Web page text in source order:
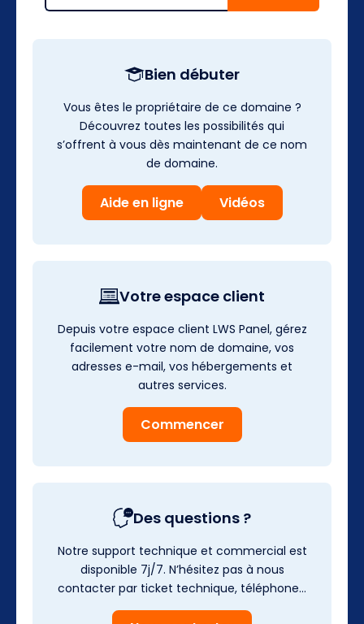
Bien débuter
Vous êtes le propriétaire de ce domaine ?
Découvrez toutes les possibilités qui
s’offrent à vous dès maintenant de ce nom
de domaine.
Aide en ligne Vidéos
Votre espace client
Depuis votre espace client LWS Panel, gérez
facilement votre nom de domaine, vos
adresses e-mail, vos hébergements et
autres services.
Commencer
Des questions ?
Notre support technique et commercial est
disponible 7j/7. N’hésitez pas à nous
contacter par ticket technique, téléphone…